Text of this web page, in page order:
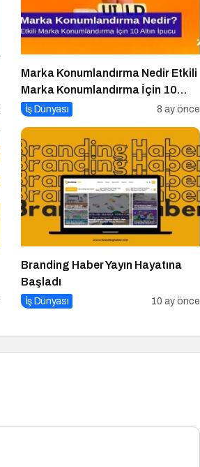
Marka Konumlandırma Nedir Etkili
Marka Konumlandırma İçin 10
Altın İpucu
İş Dünyası 8 ay önce
Branding Haber Yayın Hayatına
Başladı
İş Dünyası 10 ay önce